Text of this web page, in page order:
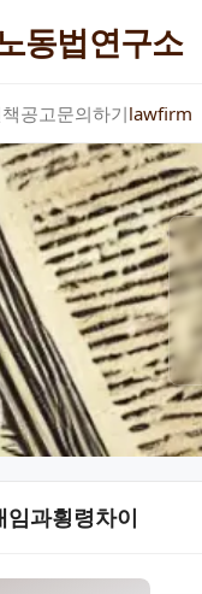
동법연구소
공고문의하기lawfirm
임과횡령차이